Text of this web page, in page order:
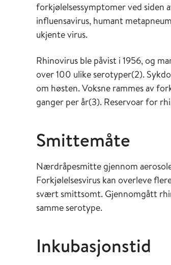
forkjølelsessymptomer ved siden
influensavirus, humant
ukjente virus.
Rhinovirus ble påvist i 1956, og
over 100 ulike serotyper(2).
om høsten. Voksne rammes av
ganger per år(3). Reservoar for
Smittemåte
Nærdråpesmitte gjennom
Forkjølelsesvirus kan overleve
svært smittsomt. Gjennomgått
samme serotype.
Inkubasjonstid